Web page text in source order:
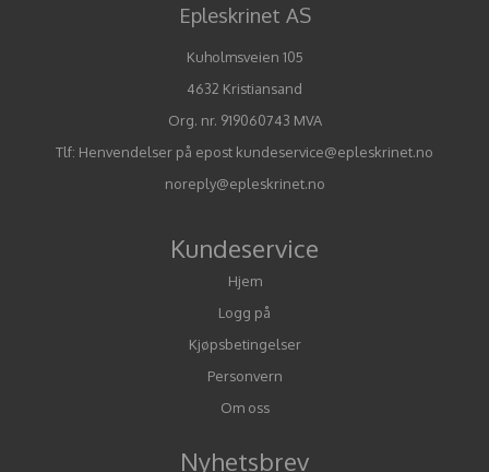
Epleskrinet AS
Kuholmsveien 105
4632 Kristiansand
Org. nr. 919060743 MVA
Tlf: Henvendelser på epost kundeservice@epleskrinet.no
noreply@epleskrinet.no
Kundeservice
Hjem
Logg på
Kjøpsbetingelser
Personvern
Om oss
Nyhetsbrev